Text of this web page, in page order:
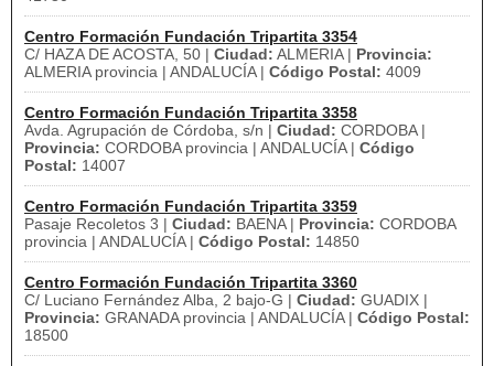
Centro Formación Fundación Tripartita 3354
C/ HAZA DE ACOSTA, 50 | Ciudad: ALMERIA | Provincia:
ALMERIA provincia | ANDALUCÍA | Código Postal: 4009
Centro Formación Fundación Tripartita 3358
Avda. Agrupación de Córdoba, s/n | Ciudad: CORDOBA |
Provincia: CORDOBA provincia | ANDALUCÍA | Código
Postal: 14007
Centro Formación Fundación Tripartita 3359
Pasaje Recoletos 3 | Ciudad: BAENA | Provincia: CORDOBA
provincia | ANDALUCÍA | Código Postal: 14850
Centro Formación Fundación Tripartita 3360
C/ Luciano Fernández Alba, 2 bajo-G | Ciudad: GUADIX |
Provincia: GRANADA provincia | ANDALUCÍA | Código Postal:
18500